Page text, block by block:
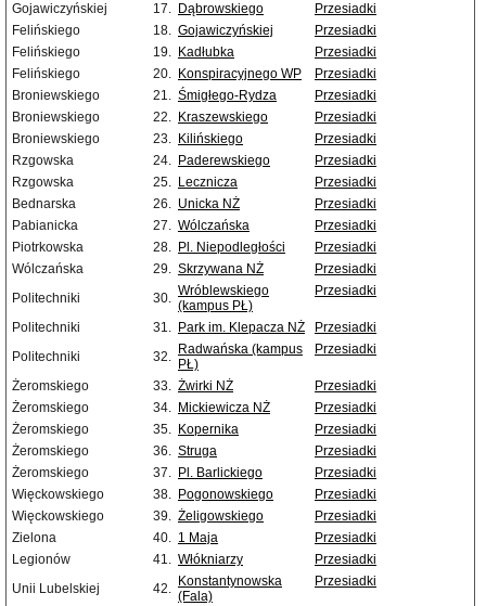
Gojawiczyńskiej 17. Dąbrowskiego
Przesiadki
Felińskiego
18. Gojawiczyńskiej
Przesiadki
Felińskiego
19. Kadłubka
Przesiadki
Felińskiego
20. Konspiracyjnego WP
Przesiadki
Broniewskiego
21. Śmigłego-Rydza
Przesiadki
Broniewskiego
22. Kraszewskiego
Przesiadki
Broniewskiego
23. Kilińskiego
Przesiadki
Rzgowska
24. Paderewskiego
Przesiadki
Rzgowska
25. Lecznicza
Przesiadki
Bednarska
26. Unicka NŻ
Przesiadki
Pabianicka
27. Wólczańska
Przesiadki
Piotrkowska
28. Pl. Niepodległości
Przesiadki
Wólczańska
29. Skrzywana NŻ
Przesiadki
Politechniki
30. Wróblewskiego
(kampus PŁ)
Przesiadki
Politechniki 31. Park im. Klepacza NŻ
Przesiadki
Politechniki
32. Radwańska (kampus
PŁ)
Przesiadki
Żeromskiego 33. Żwirki NŻ
Przesiadki
Żeromskiego
34. Mickiewicza NŻ
Przesiadki
Żeromskiego
35. Kopernika
Przesiadki
Żeromskiego
36. Struga
Przesiadki
Żeromskiego
37. Pl. Barlickiego
Przesiadki
Więckowskiego
38. Pogonowskiego
Przesiadki
Więckowskiego
39. Żeligowskiego
Przesiadki
Zielona
40. 1 Maja
Przesiadki
Legionów
41. Włókniarzy
Przesiadki
Unii Lubelskiej
42. Konstantynowska
(Fala)
Przesiadki